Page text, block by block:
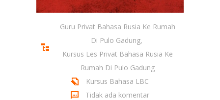
Guru Privat Bahasa Rusia Ke Rumah
Di Pulo Gadung,
Kursus Les Privat Bahasa Rusia Ke
Rumah Di Pulo Gadung
Kursus Bahasa LBC
Tidak ada komentar